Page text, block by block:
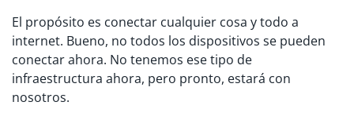
El propósito es conectar cualquier cosa y todo a
internet. Bueno, no todos los dispositivos se pueden
conectar ahora. No tenemos ese tipo de
infraestructura ahora, pero pronto, estará con
nosotros.